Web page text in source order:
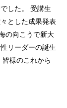
した。 受講生
とした成果発表
の向こうで新大
リーダーの誕生
様のこれから